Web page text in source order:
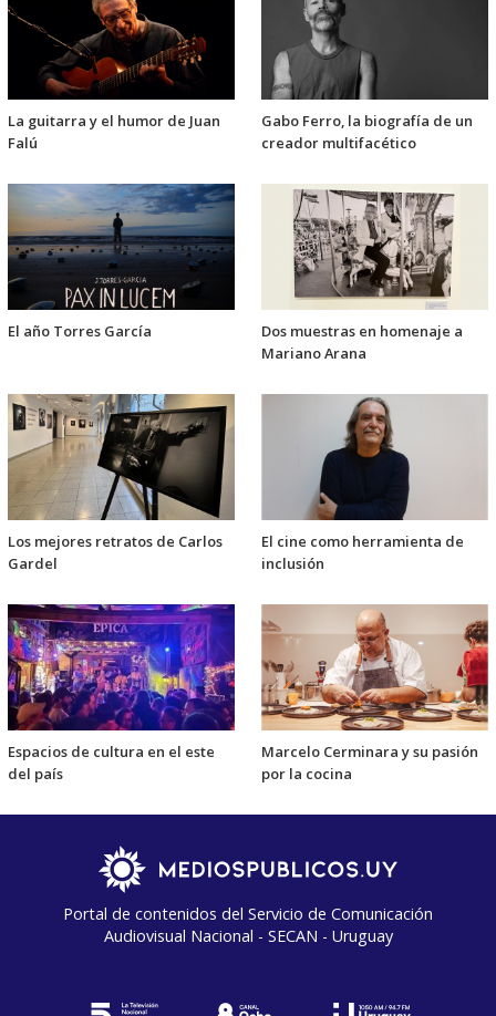
La guitarra y el humor de Juan
Falú
Gabo Ferro, la biografía de un
creador multifacético
El año Torres García
Dos muestras en homenaje a
Mariano Arana
Los mejores retratos de Carlos
Gardel
El cine como herramienta de
inclusión
Espacios de cultura en el este
del país
Marcelo Cerminara y su pasión
por la cocina
Portal de contenidos del Servicio de Comunicación
Audiovisual Nacional - SECAN - Uruguay